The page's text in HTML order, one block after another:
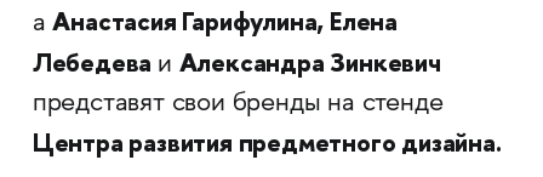
аАнастасия Гарифулина, Елена
Лебедева и Александра Зинкевич
представят свои бренды на стенде
Центра развития предметного дизайна.